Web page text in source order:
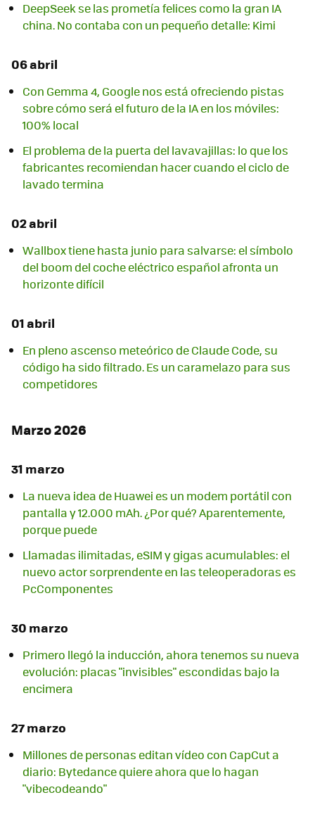
DeepSeek se las prometía felices como la gran IA
china. No contaba con un pequeño detalle: Kimi
06 abril
Con Gemma 4, Google nos está ofreciendo pistas
sobre cómo será el futuro de la IA en los móviles:
100% local
El problema de la puerta del lavavajillas: lo que los
fabricantes recomiendan hacer cuando el ciclo de
lavado termina
02 abril
Wallbox tiene hasta junio para salvarse: el símbolo
del boom del coche eléctrico español afronta un
horizonte difícil
01 abril
En pleno ascenso meteórico de Claude Code, su
código ha sido filtrado. Es un caramelazo para sus
competidores
Marzo 2026
31 marzo
La nueva idea de Huawei es un modem portátil con
pantalla y 12.000 mAh. ¿Por qué? Aparentemente,
porque puede
Llamadas ilimitadas, eSIM y gigas acumulables: el
nuevo actor sorprendente en las teleoperadoras es
PcComponentes
30 marzo
Primero llegó la inducción, ahora tenemos su nueva
evolución: placas "invisibles" escondidas bajo la
encimera
27 marzo
Millones de personas editan vídeo con CapCut a
diario: Bytedance quiere ahora que lo hagan
"vibecodeando"